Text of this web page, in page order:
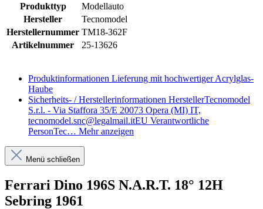
Produkttyp
Modellauto
Hersteller
Tecnomodel
Herstellernummer TM18-362F
Artikelnummer
25-13626
Produktinformationen Lieferung mit hochwertiger Acrylglas-
Haube
Sicherheits- / Herstellerinformationen HerstellerTecnomodel
S.r.l. - Via Staffora 35/E 20073 Opera (MI) IT,
tecnomodel.snc@legalmail.itEU Verantwortliche
PersonTec… Mehr anzeigen
Menü schließen
Ferrari Dino 196S N.A.R.T. 18° 12H
Sebring 1961